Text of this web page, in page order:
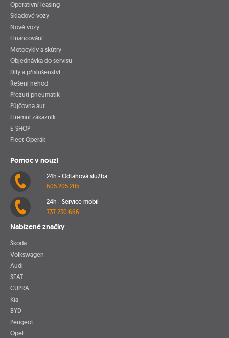
Operativní leasing
Skladové vozy
Nové vozy
Financování
Motocykly a skútry
Objednávka do servisu
Díly a příslušenství
Řešení nehod
Přezutí pneumatik
Půjčovna aut
Firemní zákazník
E-SHOP
Fleet Operák
Pomoc v nouzi
24h - Odtahová služba
605 205 205
24h - Service mobil
737 230 666
Nabízené značky
Škoda
Volkswagen
Audi
SEAT
CUPRA
Kia
BYD
Peugeot
Opel